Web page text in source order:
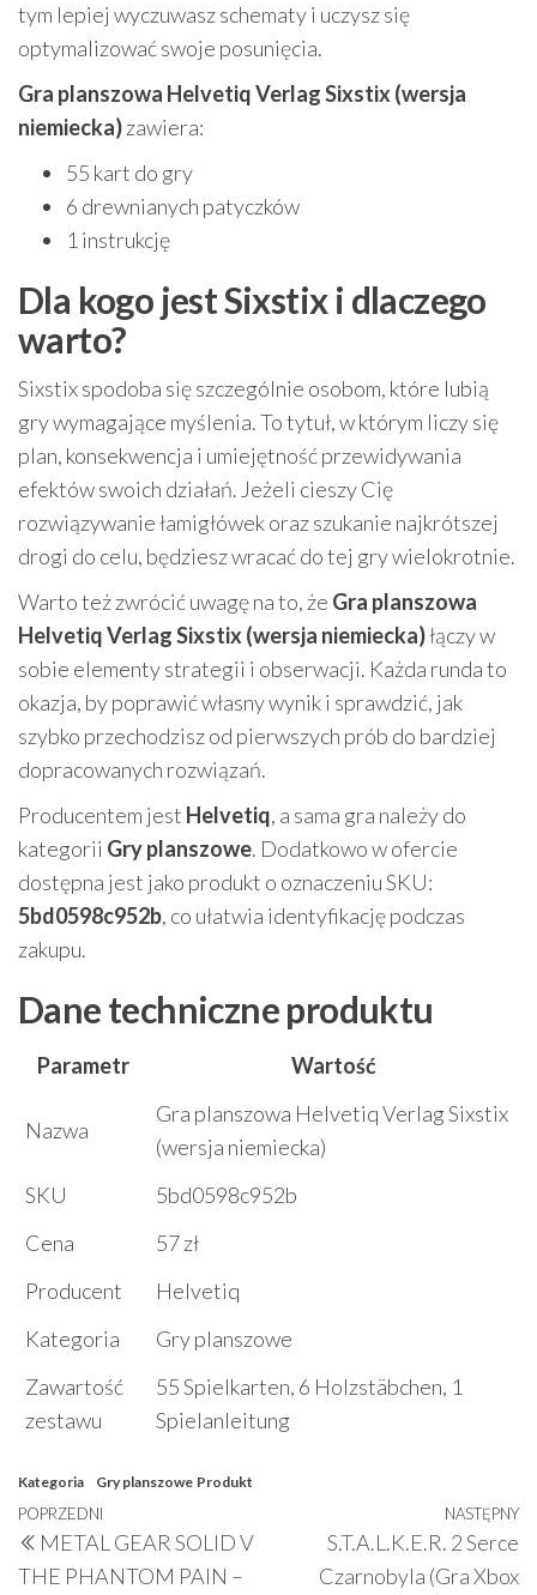
tym lepiej wyczuwasz schematy i uczysz się
optymalizować swoje posunięcia.
Gra planszowa Helvetiq Verlag Sixstix (wersja
niemiecka)zawiera:
55 kart do gry
6 drewnianych patyczków
1 instrukcję
Dla kogo jest Sixstix i dlaczego
warto?
Sixstix spodoba się szczególnie osobom, które lubią
gry wymagające myślenia. To tytuł, w którym liczy się
plan, konsekwencja i umiejętność przewidywania
efektów swoich działań. Jeżeli cieszy Cię
rozwiązywanie łamigłówek oraz szukanie najkrótszej
drogi do celu, będziesz wracać do tej gry wielokrotnie.
Warto też zwrócić uwagę na to, że Gra planszowa
Helvetiq Verlag Sixstix (wersja niemiecka)łączy w
sobie elementy strategii i obserwacji. Każda runda to
okazja, by poprawić własny wynik i sprawdzić, jak
szybko przechodzisz od pierwszych prób do bardziej
dopracowanych rozwiązań.
Producentem jest Helvetiq, a sama gra należy do
kategorii Gry planszowe. Dodatkowo w ofercie
dostępna jest jako produkt o oznaczeniu SKU:
5bd0598c952b, co ułatwia identyfikację podczas
zakupu.
Dane techniczne produktu
Parametr Wartość
Nazwa
Gra planszowa Helvetiq Verlag Sixstix
(wersja niemiecka)
SKU
5bd0598c952b
Cena
57 zł
Producent
Helvetiq
Kategoria
Gry planszowe
Zawartość
zestawu
55 Spielkarten, 6 Holzstäbchen, 1
Spielanleitung
Kategoria Gry planszowe Produkt
Nawigacja
wpisu
Poprzedni
wpis
POPRZEDNI
METAL GEAR SOLID V
THE PHANTOM PAIN –
NASTĘPNY
S.T.A.L.K.E.R. 2 Serce
Czarnobyla (Gra Xbox